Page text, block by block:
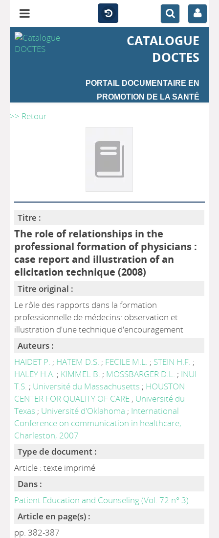
CATALOGUE
DOCTES
PORTAIL DOCUMENTAIRE EN
PROMOTION DE LA SANTÉ
>> Retour
Titre :
The role of relationships in the
professional formation of physicians :
case report and illustration of an
elicitation technique (2008)
Titre original :
Le rôle des rapports dans la formation
professionnelle de médecins: observation et
illustration d'une technique d'encouragement
Auteurs :
HAIDET P. ; HATEM D.S. ; FECILE M.L. ; STEIN H.F. ;
HALEY H.A. ; KIMMEL B. ; MOSSBARGER D.L. ; INUI
T.S. ; Université du Massachusetts ; HOUSTON
CENTER FOR QUALITY OF CARE ; Université du
Texas ; Université d'Oklahoma ; International
Conference on communication in healthcare,
Charleston, 2007
Type de document :
Article : texte imprimé
Dans :
Patient Education and Counseling (Vol. 72 n° 3)
Article en page(s) :
pp. 382-387